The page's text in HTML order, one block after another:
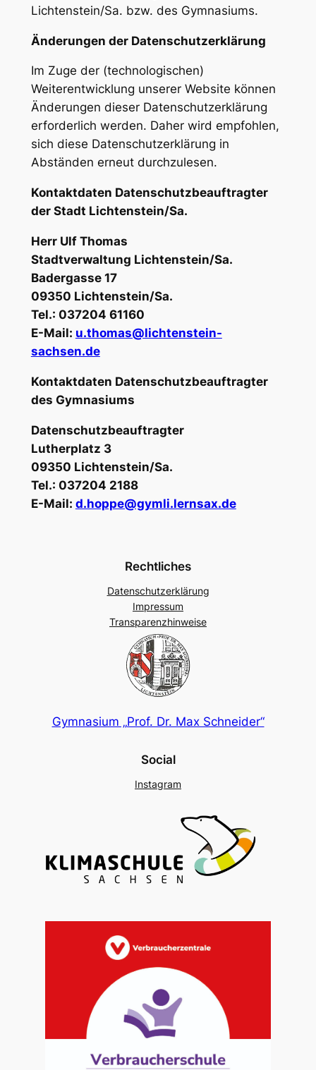
Lichtenstein/Sa. bzw. des Gymnasiums.
Änderungen der Datenschutzerklärung
Im Zuge der (technologischen)
Weiterentwicklung unserer Website können
Änderungen dieser Datenschutzerklärung
erforderlich werden. Daher wird empfohlen,
sich diese Datenschutzerklärung in
Abständen erneut durchzulesen.
Kontaktdaten Datenschutzbeauftragter
der Stadt Lichtenstein/Sa.
Herr Ulf Thomas
Stadtverwaltung Lichtenstein/Sa.
Badergasse 17
09350 Lichtenstein/Sa.
Tel.: 037204 61160
E-Mail: u.thomas@lichtenstein-
sachsen.de
Kontaktdaten Datenschutzbeauftragter
des Gymnasiums
Datenschutzbeauftragter
Lutherplatz 3
09350 Lichtenstein/Sa.
Tel.: 037204 2188
E-Mail: d.hoppe@gymli.lernsax.de
Rechtliches
Datenschutzerklärung
Impressum
Transparenzhinweise
Gymnasium „Prof. Dr. Max Schneider“
Social
Instagram